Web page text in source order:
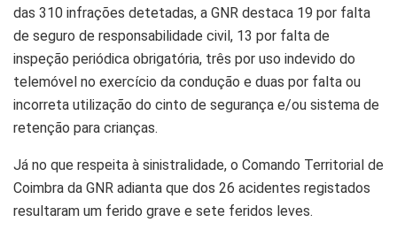
das 310 infrações detetadas, a GNR destaca 19 por falta
de seguro de responsabilidade civil, 13 por falta de
inspeção periódica obrigatória, três por uso indevido do
telemóvel no exercício da condução e duas por falta ou
incorreta utilização do cinto de segurança e/ou sistema de
retenção para crianças.
Já no que respeita à sinistralidade, o Comando Territorial de
Coimbra da GNR adianta que dos 26 acidentes registados
resultaram um ferido grave e sete feridos leves.